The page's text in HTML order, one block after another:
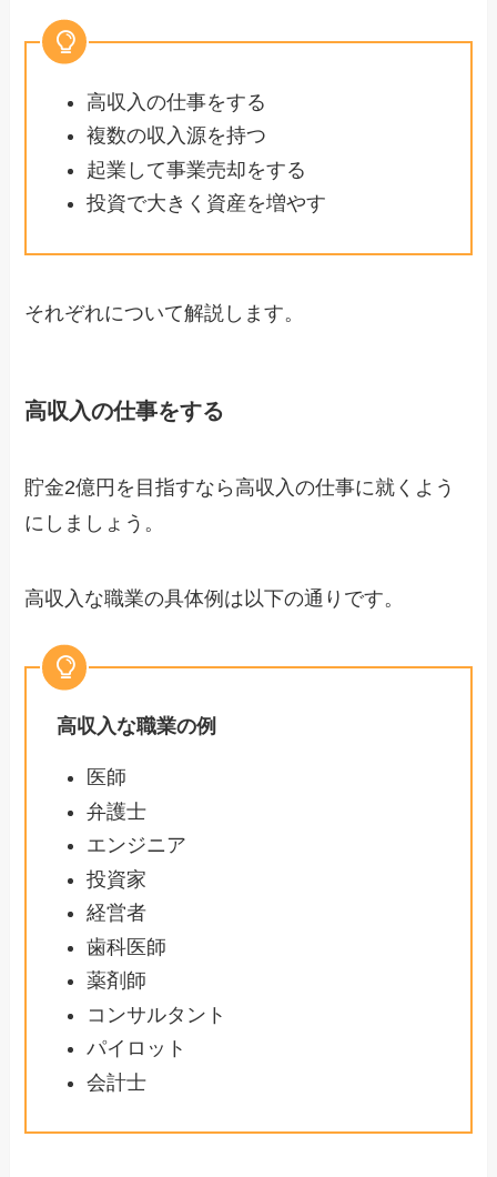
高収入の仕事をする
複数の収入源を持つ
起業して事業売却をする
投資で大きく資産を増やす
それぞれについて解説します。
高収入の仕事をする
貯金2億円を目指すなら高収入の仕事に就くよう
にしましょう。
高収入な職業の具体例は以下の通りです。
高収入な職業の例
医師
弁護士
エンジニア
投資家
経営者
歯科医師
薬剤師
コンサルタント
パイロット
会計士